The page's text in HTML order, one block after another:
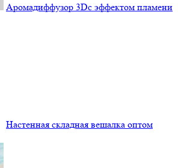
Аромадиффузор 3Dс эффектом пламени
Настенная складная вешалка оптом